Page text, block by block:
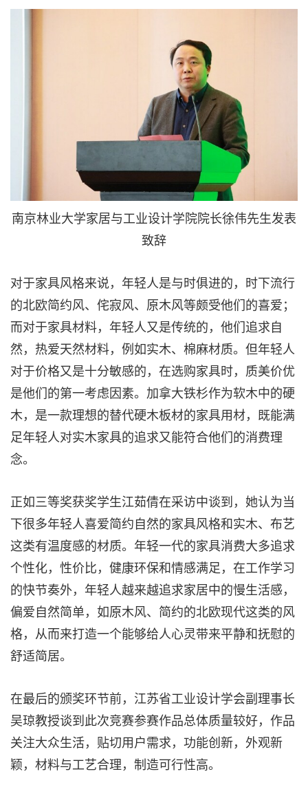
南京林业大学家居与工业设计学院院长徐伟先生发表
致辞
对于家具风格来说，年轻人是与时俱进的，时下流行
的北欧简约风、侘寂风、原木风等颇受他们的喜爱；
而对于家具材料，年轻人又是传统的，他们追求自
然，热爱天然材料，例如实木、棉麻材质。但年轻人
对于价格又是十分敏感的，在选购家具时，质美价优
是他们的第一考虑因素。加拿大铁杉作为软木中的硬
木，是一款理想的替代硬木板材的家具用材，既能满
足年轻人对实木家具的追求又能符合他们的消费理
念。
正如三等奖获奖学生江茹倩在采访中谈到，她认为当
下很多年轻人喜爱简约自然的家具风格和实木、布艺
这类有温度感的材质。年轻一代的家具消费大多追求
个性化，性价比，健康环保和情感满足，在工作学习
的快节奏外，年轻人越来越追求家居中的慢生活感，
偏爱自然简单，如原木风、简约的北欧现代这类的风
格，从而来打造一个能够给人心灵带来平静和抚慰的
舒适简居。
在最后的颁奖环节前，江苏省工业设计学会副理事长
吴琼教授谈到此次竞赛参赛作品总体质量较好，作品
关注大众生活，贴切用户需求，功能创新，外观新
颖，材料与工艺合理，制造可行性高。